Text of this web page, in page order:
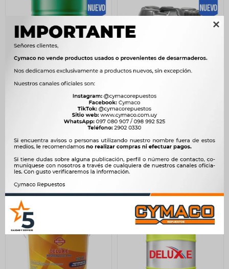

LUBRICANTE HIDRAULICOS
- IMOLA HIDRA AW46
ENVASE 200 LTS. IMOLA
$ 68.100 $ 69.775
$57.885
LUBRICANTE HIDRAULICOS
- IMOLA HIDRA AW46
ENVASE 20 LTS. IMOLA
$6.040 $ 6.189
$ 5.134